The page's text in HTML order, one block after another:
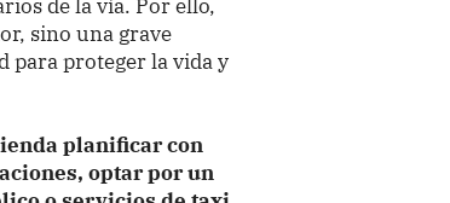
sino una grave
para proteger la vida y
planificar con
optar por un